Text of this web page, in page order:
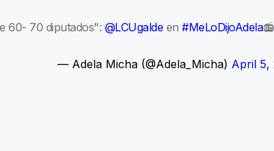
60- 70 diputados": @LCUgaldeen#MeLoDijoAdela📻
— Adela Micha (@Adela_Micha) April 5,